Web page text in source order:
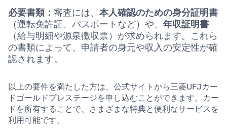
必要書類： 審査には、 本人確認のための身分証明書
（運転免許証、パスポートなど）や、 年収証明書
（給与明細や源泉徴収票）が求められます。これら
の書類によって、申請者の身元や収入の安定性が確
認されます。
以上の要件を満たした方は、公式サイトから三菱UFJカー
ドゴールドプレステージを申し込むことができます。カー
ドを所有することで、さまざまな特典と便利なサービスを
利用可能です。